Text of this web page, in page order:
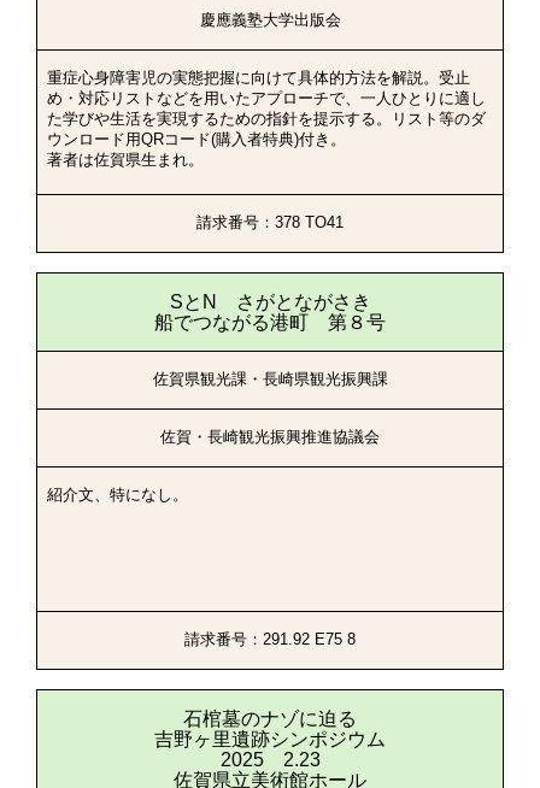
慶應義塾大学出版会
重症心身障害児の実態把握に向けて具体的方法を解説。受止
め・対応リストなどを用いたアプローチで、一人ひとりに適し
た学びや生活を実現するための指針を提示する。リスト等のダ
ウンロード用QRコード(購入者特典)付き。
著者は佐賀県生まれ。
請求番号：378 TO41
SとN さがとながさき
船でつながる港町 第８号
佐賀県観光課・長崎県観光振興課
佐賀・長崎観光振興推進協議会
紹介文、特になし。
請求番号：291.92 E75 8
石棺墓のナゾに迫る
吉野ヶ里遺跡シンポジウム
2025 2.23
佐賀県立美術館ホール